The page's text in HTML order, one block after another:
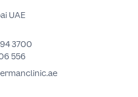
UAE
3700
556